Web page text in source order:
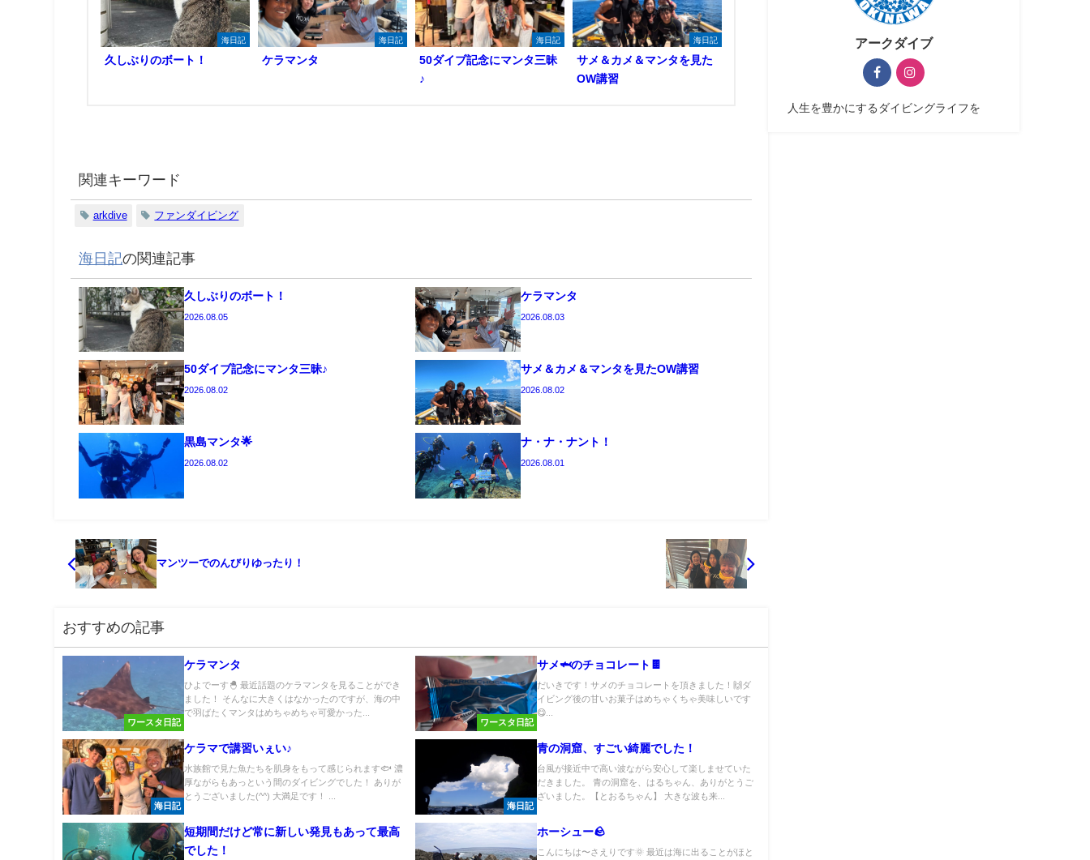
海日記
久しぶりのボート！
海日記
ケラマンタ
海日記
50ダイブ記念にマンタ三昧
♪
海日記
サメ＆カメ＆マンタを見た
OW講習
関連キーワード
arkdive ファンダイビング
海日記の関連記事
久しぶりのボート！
2026.08.05
ケラマンタ
2026.08.03
50ダイブ記念にマンタ三昧♪
2026.08.02
サメ＆カメ＆マンタを見たOW講習
2026.08.02
黒島マンタ🌟
2026.08.02
ナ・ナ・ナント！
2026.08.01
マンツーでのんびりゆったり！
おすすめの記事
ワースタ日記
ケラマンタ
ひよでーす🐣 最近話題のケラマンタを見ることができ
ました！ そんなに大きくはなかったのですが、海の中
で羽ばたくマンタはめちゃめちゃ可愛かった...
ワースタ日記
サメ🦈のチョコレート🍫
だいきです！サメのチョコレートを頂きました！🙌ダ
イビング後の甘いお菓子はめちゃくちゃ美味しいです
😋...
海日記
ケラマで講習いぇい♪
水族館で見た魚たちを肌身をもって感じられます🐟 濃
厚ながらもあっという間のダイビングでした！ ありが
とうございました(^^) 大満足です！ ...
海日記
青の洞窟、すごい綺麗でした！
台風が接近中で高い波ながら安心して楽しませていた
だきました。 青の洞窟を、はるちゃん、ありがとうご
ざいました。【とおるちゃん】 大きな波も来...
短期間だけど常に新しい発見もあって最高
でした！
ホーシュー🪨
こんにちは〜さえりです🌞 最近は海に出ることがほと
アークダイブ
人生を豊かにするダイビングライフを